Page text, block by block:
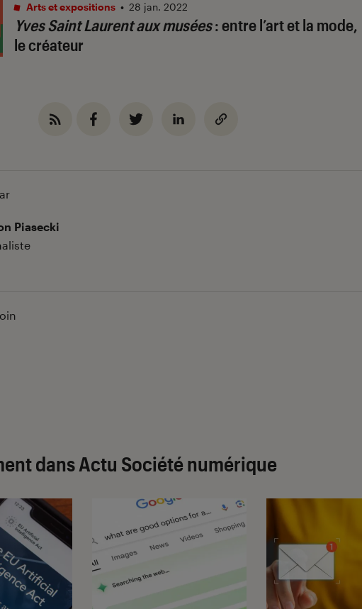
Yves Saint Laurent aux musées: entre l’art et la mode,
le créateur
Arts et expositions • 28 jan. 2022
Piasecki
dans Actu Société numérique